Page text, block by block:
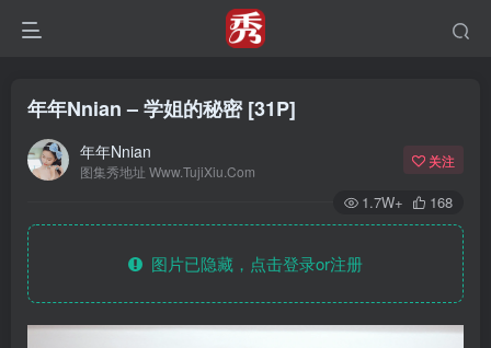
年年Nnian – 学姐的秘密 [31P]
年年Nnian
图集秀地址 Www.TujiXiu.Com
关注
1.7W+ 168
图片已隐藏，点击登录or注册